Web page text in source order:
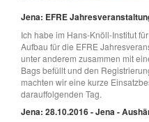
Jena: EFRE
Ich habe im Hans-Knöll-Institut
Aufbau für die EFRE
unter anderem zusammen mit
Bags befüllt und den
machten wir eine kurze
darauffolgenden Tag.
Jena: 28.10.2016 - Jena -